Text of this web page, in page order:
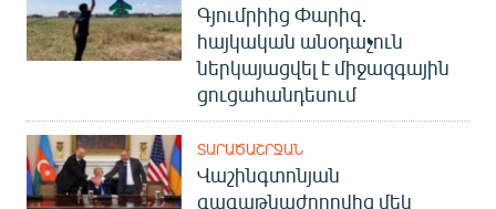
Գյումրիից Փարիզ․
հայկական անօդաչուն
ներկայացվել է միջազգային
ցուցահանդեսում
ՏԱՐԱԾԱՇՐՋԱՆ
Վաշինգտոնյան
գագաթնաժողովից մեկ